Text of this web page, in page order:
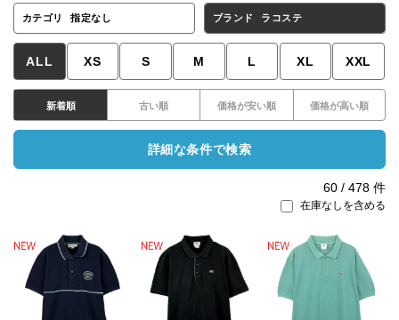
カテゴリ 指定なし ブランド ラコステ
ALL XS S M L XL XXL
新着順 古い順 価格が安い順 価格が高い順
詳細な条件で検索
60 / 478 件
在庫なしを含める